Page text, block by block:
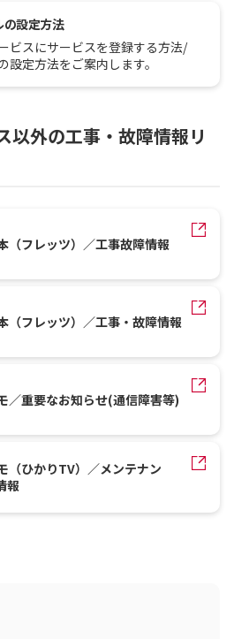
の設定方法
ビスにサービスを登録する方法/
定方法をご案内します。
以外の工事・故障情報リ
（フレッツ）／工事故障情報
（フレッツ）／工事・故障情報
／重要なお知らせ(通信障害等)
（ひかりTV）／メンテナン
報